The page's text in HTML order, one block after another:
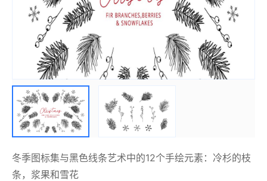
冬季图标集与黑色线条艺术中的12个手绘元素：冷杉的枝
条，浆果和雪花